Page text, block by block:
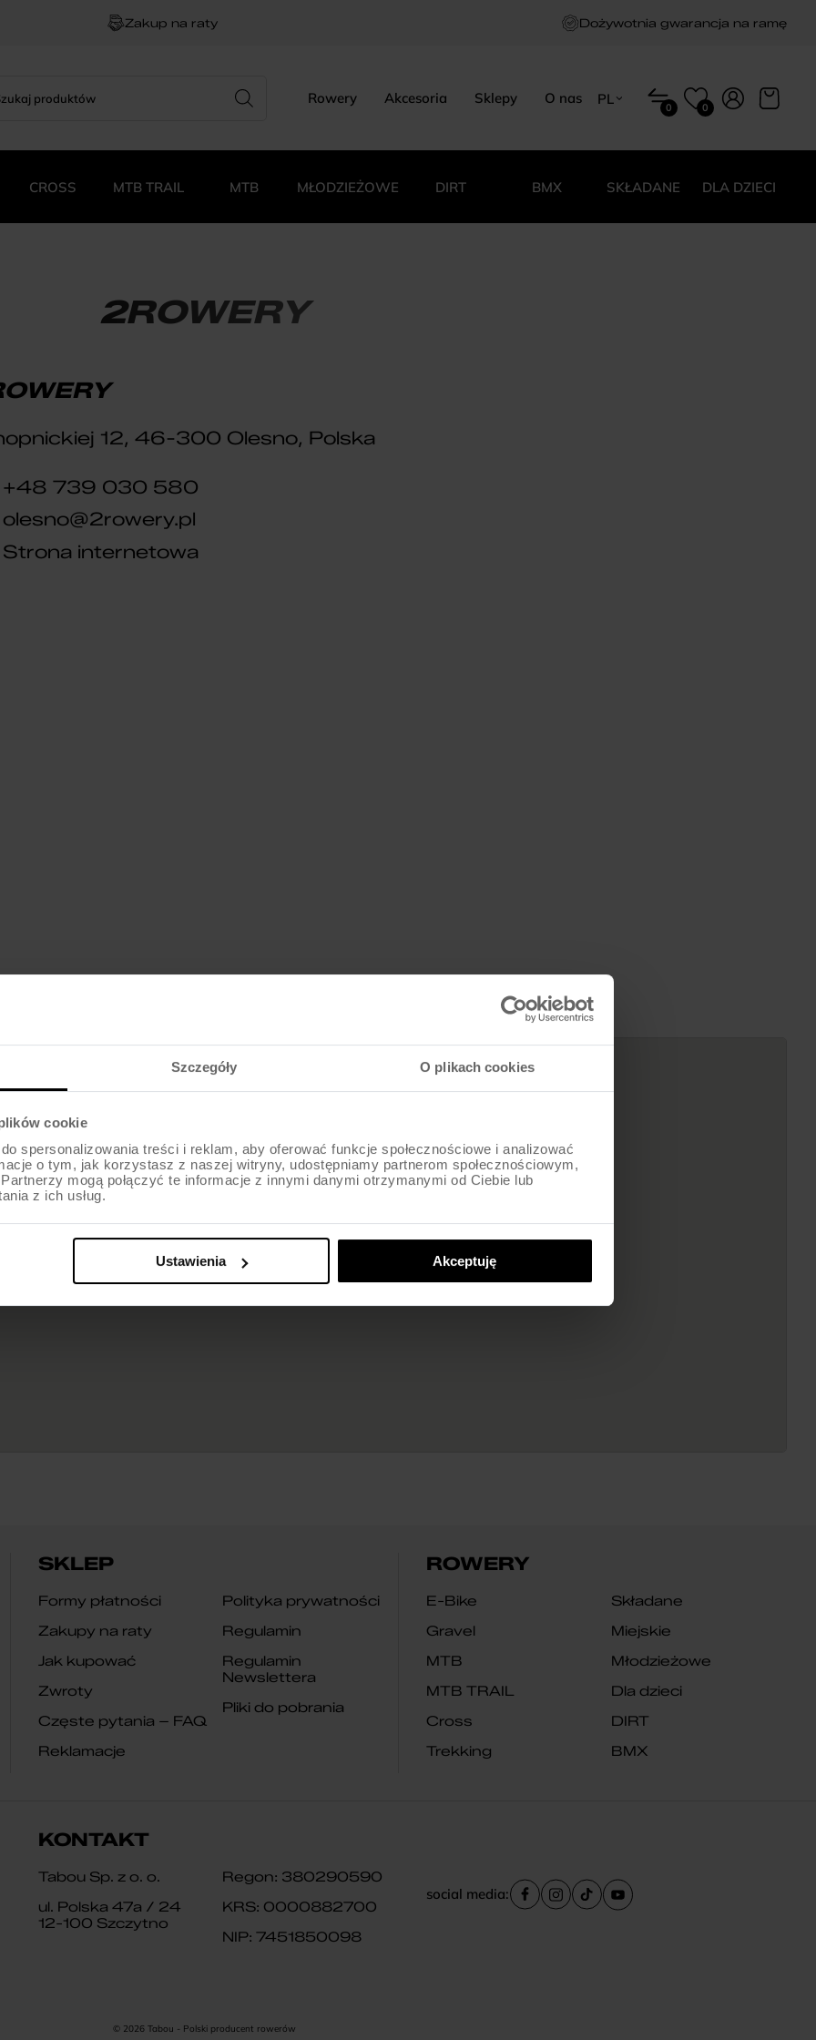
Szczegóły O plikach cookies
cookie
spersonalizowania treści i reklam, aby oferować funkcje społecznościowe i analizować
o tym, jak korzystasz z naszej witryny, udostępniamy partnerom społecznościowym,
mogą połączyć te informacje z innymi danymi otrzymanymi od Ciebie lub
z ich usług.
Ustawienia Akceptuję
Zakup na raty Dożywotnia gwarancja na ramę
Rowery Akcesoria Sklepy O nas
PL
0 0
CROSS MTB TRAIL MTB MŁODZIEŻOWE DIRT BMX SKŁADANE DLA DZIECI
2ROWERY
12, 46-300 Olesno, Polska
+48 739 030 580
olesno@2rowery.pl
Strona internetowa
SKLEP
Formy płatności
Zakupy na raty
Jak kupować
Zwroty
Częste pytania – FAQ
Reklamacje
Polityka prywatności
Regulamin
Regulamin
Newslettera
Pliki do pobrania
ROWERY
E-Bike
Gravel
MTB
MTB TRAIL
Cross
Trekking
Składane
Miejskie
Młodzieżowe
Dla dzieci
DIRT
BMX
KONTAKT
Tabou Sp. z o. o.
ul. Polska 47a / 24
12-100 Szczytno
Regon: 380290590
KRS: 0000882700
NIP: 7451850098
social media:
© 2026 Tabou - Polski producent rowerów